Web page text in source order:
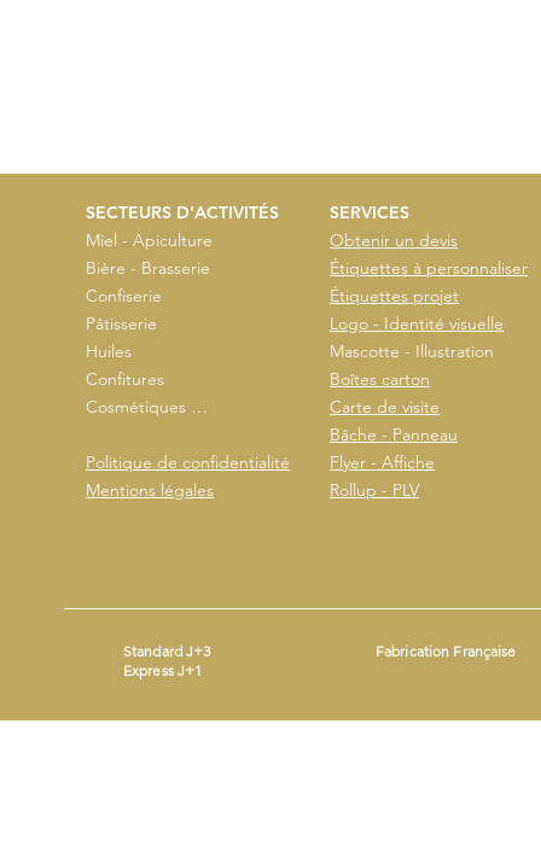
SECTEURS D'ACTIVITÉS
Miel - Apiculture
Bière - Brasserie
Confiserie
Pâtisserie
Huiles
Confitures
Cosmétiques …
Politique de confidentialité
Mentions légales
SERVICES
Obtenir un devis
Étiquettes à personnaliser
Étiquettes projet
Logo - Identité visuelle
Mascotte - Illustration
Boîtes carton
Carte de visite
Bâche - Panneau
Flyer - Affiche
Rollup - PLV
Standard J+3
Express J+1
Fabrication Française